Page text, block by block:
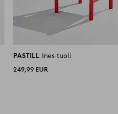
PASTILL Ines tuoli
249,99 EUR